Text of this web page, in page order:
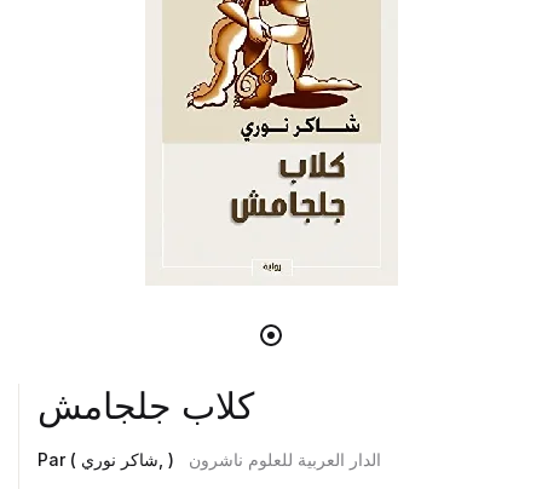
Par ( شاكر نوري, ) الدار العربية للعلوم ناشرون